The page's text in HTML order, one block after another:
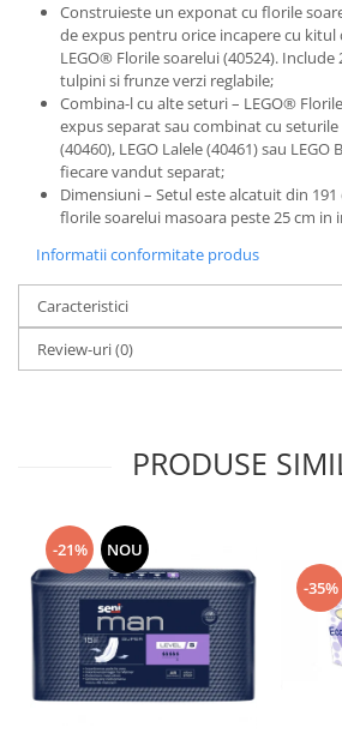
Construieste un exponat cu florile
de expus pentru orice incapere cu
LEGO® Florile soarelui (40524).
tulpini si frunze verzi reglabile;
Combina-l cu alte seturi – LEGO®
expus separat sau combinat cu seturile
(40460), LEGO Lalele (40461) sau
fiecare vandut separat;
Dimensiuni – Setul este alcatuit din
florile soarelui masoara peste 25 cm in
Informatii conformitate produs
Caracteristici
Review-uri(0)
PRODUSE
-21% NOU
-35%